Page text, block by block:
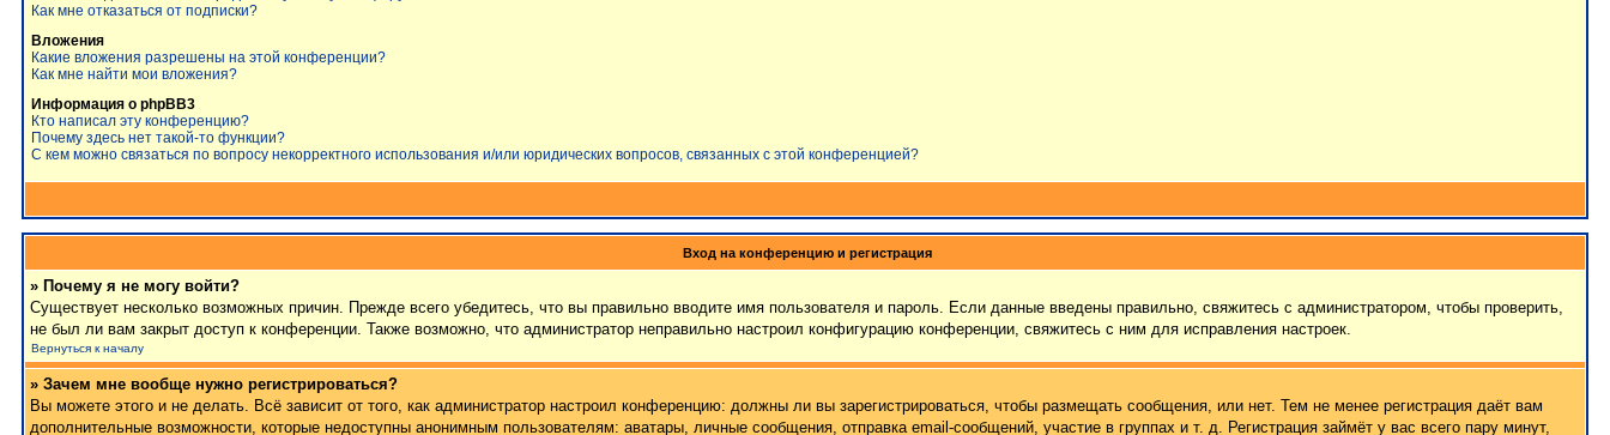
Как мне отказаться от подписки?
Вложения
Какие вложения разрешены на этой конференции?
Как мне найти мои вложения?
Информация о phpBB3
Кто написал эту конференцию?
Почему здесь нет такой-то функции?
С кем можно связаться по вопросу некорректного использования и/или юридических вопросов, связанных с этой конференцией?
Вход на конференцию и регистрация
» Почему я не могу войти?
Существует несколько возможных причин. Прежде всего убедитесь, что вы правильно вводите имя пользователя и пароль. Если данные введены правильно, свяжитесь с администратором, чтобы проверить,
не был ли вам закрыт доступ к конференции. Также возможно, что администратор неправильно настроил конфигурацию конференции, свяжитесь с ним для исправления настроек.
Вернуться к началу
» Зачем мне вообще нужно регистрироваться?
Вы можете этого и не делать. Всё зависит от того, как администратор настроил конференцию: должны ли вы зарегистрироваться, чтобы размещать сообщения, или нет. Тем не менее регистрация даёт вам
дополнительные возможности, которые недоступны анонимным пользователям: аватары, личные сообщения, отправка email-сообщений, участие в группах и т. д. Регистрация займёт у вас всего пару минут,